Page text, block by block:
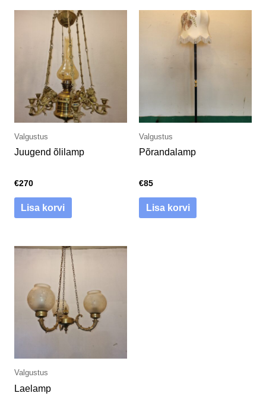
Valgustus
Juugend õlilamp
€270
Lisa korvi
Valgustus
Põrandalamp
€85
Lisa korvi
Valgustus
Laelamp